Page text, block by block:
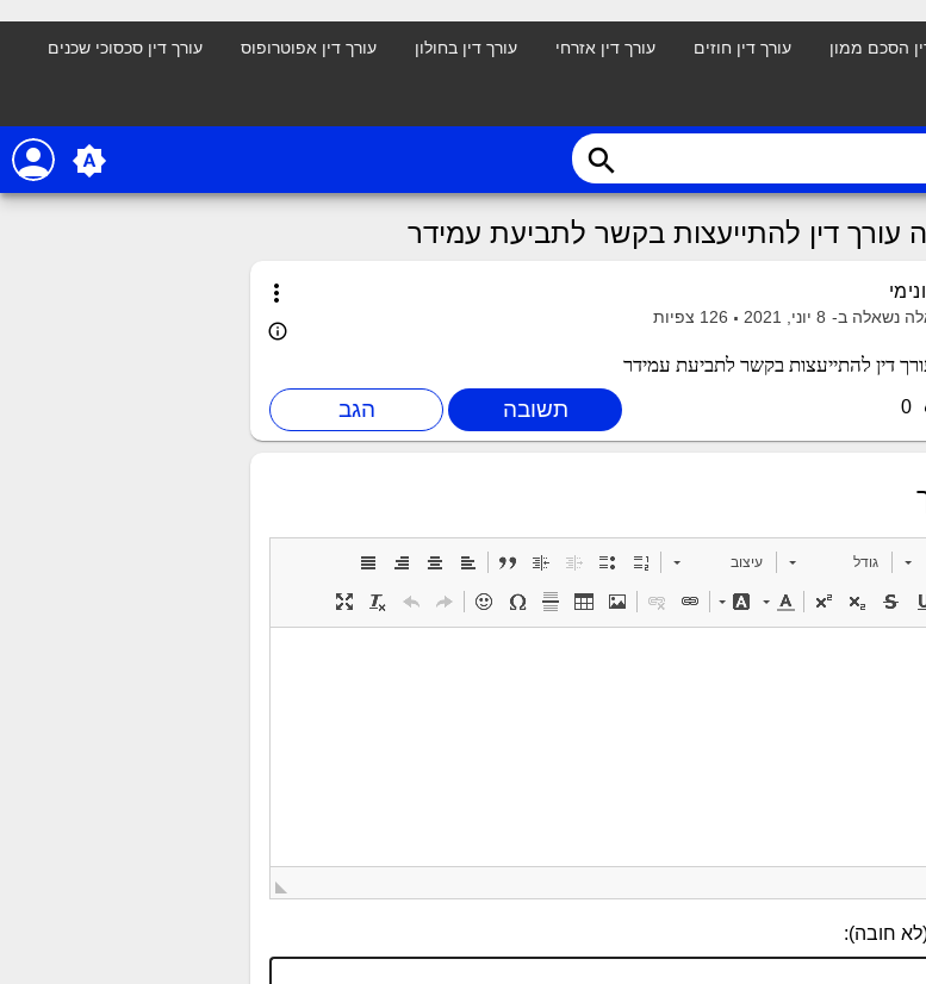
הסכם ממון עורך דין חוזים עורך דין אזרחי עורך דין בחולון עורך דין אפוטרופוס עורך דין סכסוכי שכנים
person search
brightness_auto
עורך דין להתייעצות בקשר לתביעת עמידר
more_vert
נשאלה ב- 8 יוני, 2021 126 צפיות
info_outline
דין להתייעצות בקשר לתביעת עמידר
0
גודל עיצוב
חובה):